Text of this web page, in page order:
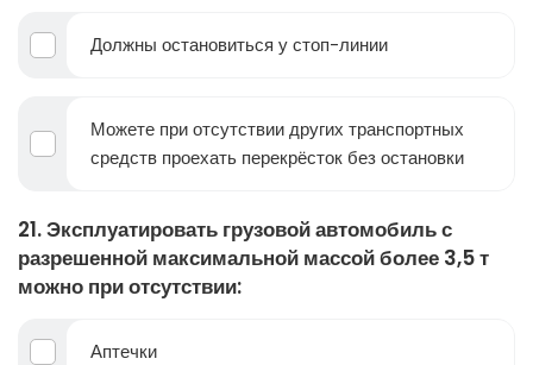
Должны остановиться у стоп-линии
Можете при отсутствии других транспортных
средств проехать перекрёсток без остановки
21. Эксплуатировать грузовой автомобиль с
разрешенной максимальной массой более 3,5 т
можно при отсутствии:
Аптечки